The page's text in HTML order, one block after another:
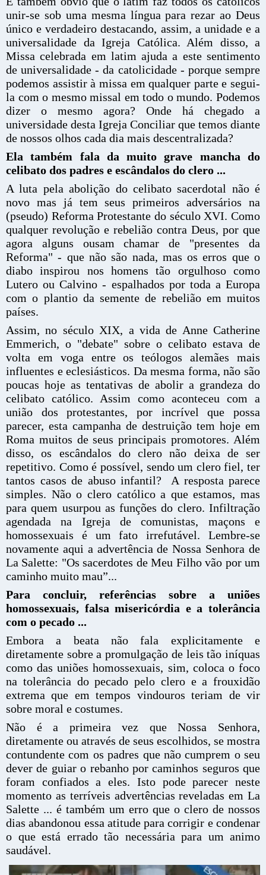
unir-se sob uma mesma língua para rezar ao Deus
único e verdadeiro destacando, assim, a unidade e a
universalidade da Igreja Católica. Além disso, a
Missa celebrada em latim ajuda a este sentimento
de universalidade - da catolicidade - porque sempre
podemos assistir à missa em qualquer parte e segui-
la com o mesmo missal em todo o mundo. Podemos
dizer o mesmo agora? Onde há chegado a
universidade desta Igreja Conciliar que temos diante
de nossos olhos cada dia mais descentralizada?
Ela também fala da muito grave mancha do
celibato dos padres e escândalos do clero ...
A luta pela abolição do celibato sacerdotal não é
novo mas já tem seus primeiros adversários na
(pseudo) Reforma Protestante do século XVI. Como
qualquer revolução e rebelião contra Deus, por que
agora alguns ousam chamar de "presentes da
Reforma" - que não são nada, mas os erros que o
diabo inspirou nos homens tão orgulhoso como
Lutero ou Calvino - espalhados por toda a Europa
com o plantio da semente de rebelião em muitos
países.
Assim, no século XIX, a vida de Anne Catherine
Emmerich, o "debate" sobre o celibato estava de
volta em voga entre os teólogos alemães mais
influentes e eclesiásticos. Da mesma forma, não são
poucas hoje as tentativas de abolir a grandeza do
celibato católico. Assim como aconteceu com a
união dos protestantes, por incrível que possa
parecer, esta campanha de destruição tem hoje em
Roma muitos de seus principais promotores. Além
disso, os escândalos do clero não deixa de ser
repetitivo. Como é possível, sendo um clero fiel, ter
tantos casos de abuso infantil? A resposta parece
simples. Não o clero católico a que estamos, mas
para quem usurpou as funções do clero. Infiltração
agendada na Igreja de comunistas, maçons e
homossexuais é um fato irrefutável. Lembre-se
novamente aqui a advertência de Nossa Senhora de
La Salette: "Os sacerdotes de Meu Filho vão por um
caminho muito mau”...
Para concluir, referências sobre a uniões
homossexuais, falsa misericórdia e a tolerância
com o pecado ...
Embora a beata não fala explicitamente e
diretamente sobre a promulgação de leis tão iníquas
como das uniões homossexuais, sim, coloca o foco
na tolerância do pecado pelo clero e a frouxidão
extrema que em tempos vindouros teriam de vir
sobre moral e costumes.
Não é a primeira vez que Nossa Senhora,
diretamente ou através de seus escolhidos, se mostra
contundente com os padres que não cumprem o seu
dever de guiar o rebanho por caminhos seguros que
foram confiados a eles. Isto pode parecer neste
momento as terríveis advertências reveladas em La
Salette ... é também um erro que o clero de nossos
dias abandonou essa atitude para corrigir e condenar
o que está errado tão necessária para um animo
saudável.